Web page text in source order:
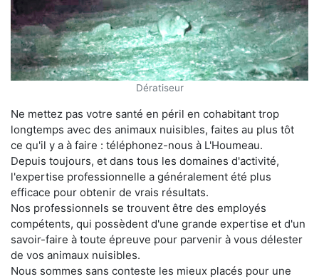
Dératiseur
Ne mettez pas votre santé en péril en cohabitant trop
longtemps avec des animaux nuisibles, faites au plus tôt
ce qu'il y a à faire : téléphonez-nous à L'Houmeau.
Depuis toujours, et dans tous les domaines d'activité,
l'expertise professionnelle a généralement été plus
efficace pour obtenir de vrais résultats.
Nos professionnels se trouvent être des employés
compétents, qui possèdent d'une grande expertise et d'un
savoir-faire à toute épreuve pour parvenir à vous délester
de vos animaux nuisibles.
Nous sommes sans conteste les mieux placés pour une